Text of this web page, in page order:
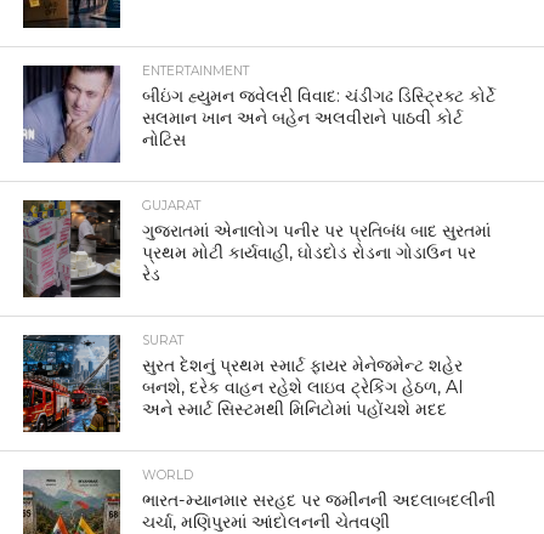
ENTERTAINMENT
બીઇંગ હ્યુમન જ્વેલરી વિવાદ: ચંડીગઢ ડિસ્ટ્રિક્ટ કોર્ટે
સલમાન ખાન અને બહેન અલવીરાને પાઠવી કોર્ટ
નોટિસ
GUJARAT
ગુજરાતમાં એનાલોગ પનીર પર પ્રતિબંધ બાદ સુરતમાં
પ્રથમ મોટી કાર્યવાહી, ઘોડદોડ રોડના ગોડાઉન પર
રેડ
SURAT
સુરત દેશનું પ્રથમ સ્માર્ટ ફાયર મેનેજમેન્ટ શહેર
બનશે, દરેક વાહન રહેશે લાઇવ ટ્રેકિંગ હેઠળ, AI
અને સ્માર્ટ સિસ્ટમથી મિનિટોમાં પહોંચશે મદદ
WORLD
ભારત-મ્યાનમાર સરહદ પર જમીનની અદલાબદલીની
ચર્ચા, મણિપુરમાં આંદોલનની ચેતવણી